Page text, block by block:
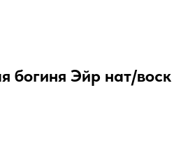
богиня Эйр нат/